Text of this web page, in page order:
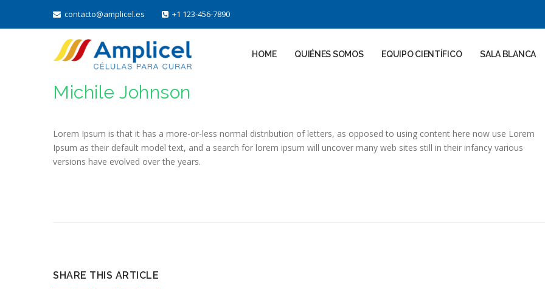
contacto@amplicel.es +1 123-456-7890
HOME QUIÉNES SOMOS EQUIPO CIENTÍFICO SALA BLANCA
Michile Johnson
Lorem Ipsum is that it has a more-or-less normal distribution of letters, as opposed to using content here now use Lorem
Ipsum as their default model text, and a search for lorem ipsum will uncover many web sites still in their infancy various
versions have evolved over the years.
SHARE THIS ARTICLE